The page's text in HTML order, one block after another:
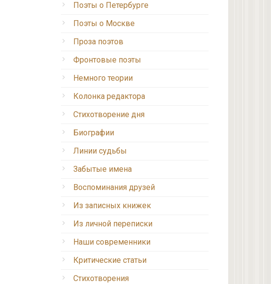
Поэты о Петербурге
Поэты о Москве
Проза поэтов
Фронтовые поэты
Немного теории
Колонка редактора
Стихотворение дня
Биографии
Линии судьбы
Забытые имена
Воспоминания друзей
Из записных книжек
Из личной переписки
Наши современники
Критические статьи
Стихотворения